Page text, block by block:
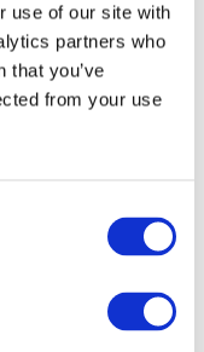
use of our site with
partners who
that you’ve
from your use